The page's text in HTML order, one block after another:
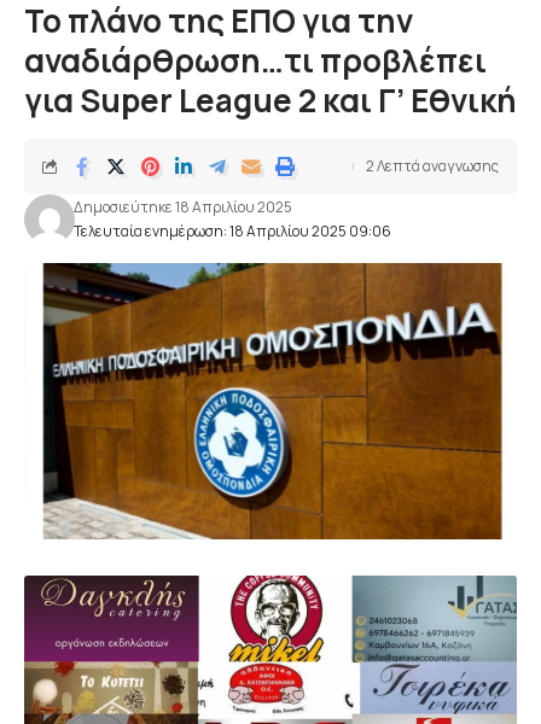
Το πλάνο της ΕΠΟ για την
αναδιάρθρωση…τι προβλέπει
για Super League 2 και Γ’ Εθνική
Τελευταία ενημέρωση: 18 Απριλίου 2025 09:06
Δημοσιεύτηκε 18 Απριλίου 2025
2 Λεπτά αναγνωσης